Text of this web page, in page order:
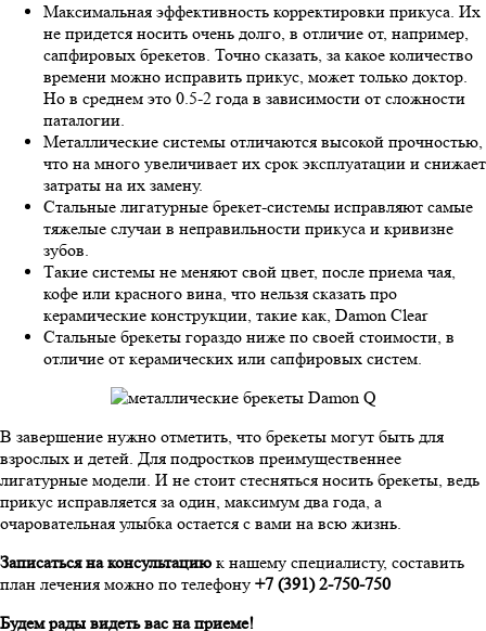
Максимальная эффективность корректировки прикуса. Их
не придется носить очень долго, в отличие от, например,
сапфировых брекетов. Точно сказать, за какое количество
времени можно исправить прикус, может только доктор.
Но в среднем это 0.5-2 года в зависимости от сложности
паталогии.
Металлические системы отличаются высокой прочностью,
что на много увеличивает их срок эксплуатации и снижает
затраты на их замену.
Стальные лигатурные брекет-системы исправляют самые
тяжелые случаи в неправильности прикуса и кривизне
зубов.
Такие системы не меняют свой цвет, после приема чая,
кофе или красного вина, что нельзя сказать про
керамические конструкции, такие как, Damon Clear
Стальные брекеты гораздо ниже по своей стоимости, в
отличие от керамических или сапфировых систем.
В завершение нужно отметить, что брекеты могут быть для
взрослых и детей. Для подростков преимущественнее
лигатурные модели. И не стоит стесняться носить брекеты, ведь
прикус исправляется за один, максимум два года, а
очаровательная улыбка остается с вами на всю жизнь.
Записаться на консультацию к нашему специалисту, составить
план лечения можно по телефону +7 (391) 2-750-750
Будем рады видеть вас на приеме!